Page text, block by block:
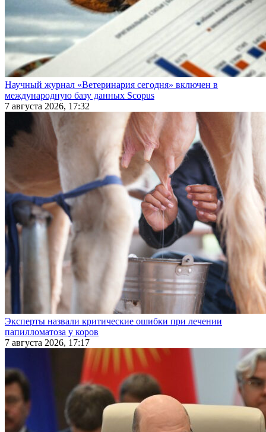
Научный журнал «Ветеринария сегодня» включен в
международную базу данных Scopus
7 августа 2026, 17:32
Эксперты назвали критические ошибки при лечении
папилломатоза у коров
7 августа 2026, 17:17